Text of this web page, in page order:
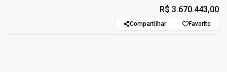
R$ 3.670.443,00
Compartilhar Favorito